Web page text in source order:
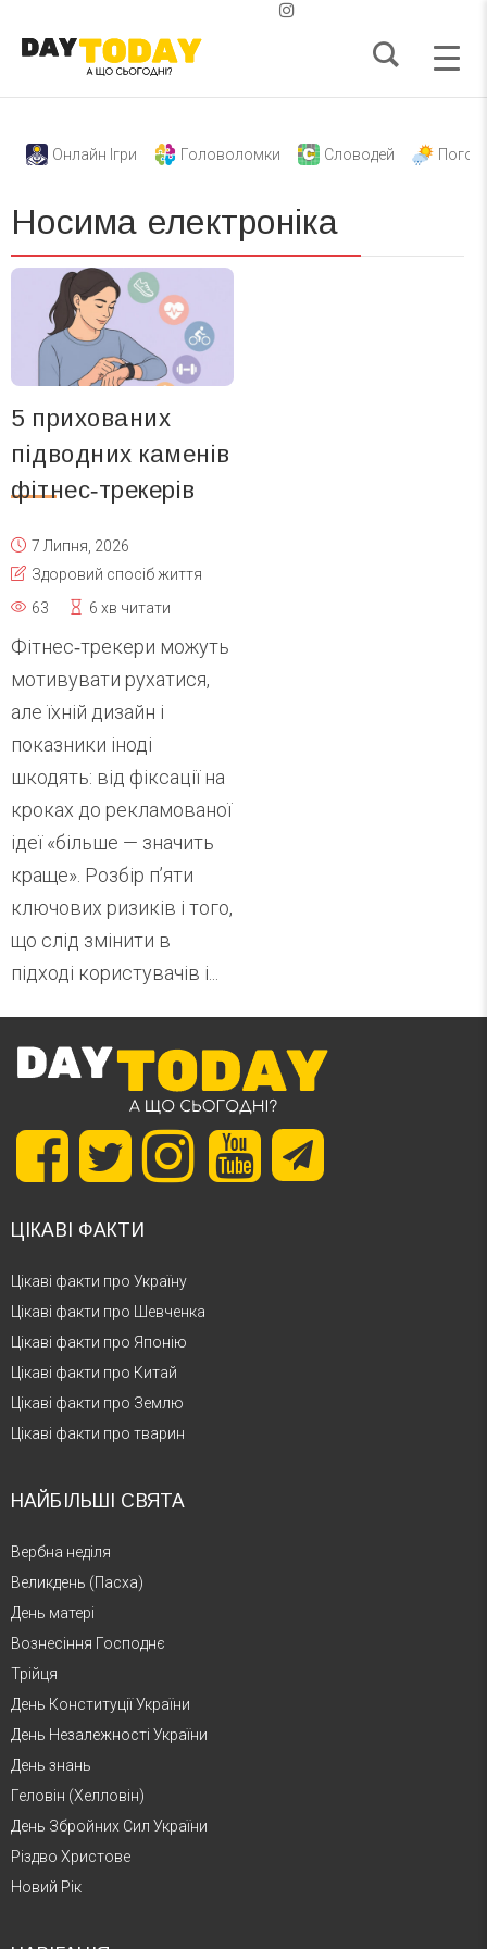
Онлайн Ігри Головоломки Словодей
Носима електроніка
5 прихованих
підводних каменів
фітнес‑трекерів
7 Липня, 2026
Здоровий спосіб життя
63
6 хв читати
Фітнес‑трекери можуть
мотивувати рухатися,
але їхній дизайн і
показники іноді
шкодять: від фіксації на
кроках до рекламованої
ідеї «більше — значить
краще». Розбір п’яти
ключових ризиків і того,
що слід змінити в
підході користувачів і...
ЦІКАВІ ФАКТИ
Цікаві факти про Україну
Цікаві факти про Шевченка
Цікаві факти про Японію
Цікаві факти про Китай
Цікаві факти про Землю
Цікаві факти про тварин
НАЙБІЛЬШІ СВЯТА
Вербна неділя
Великдень (Пасха)
День матері
Вознесіння Господнє
Трійця
День Конституції України
День Незалежності України
День знань
Геловін (Хелловін)
День Збройних Сил України
Різдво Христове
Новий Рік